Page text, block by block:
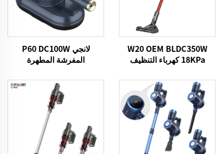
W20 OEM BLDC350W
18KPa كهرباء التنظيف
لانجي P60 DC100W
المفرشة المطهرة